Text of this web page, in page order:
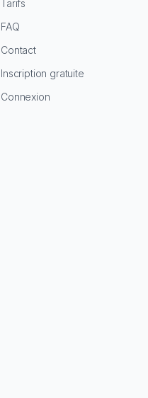
Tarifs
FAQ
Contact
Inscription gratuite
Connexion